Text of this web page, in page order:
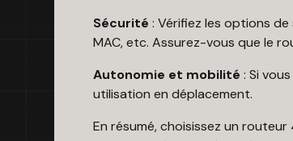
Sécurité : Vérifiez les options
MAC, etc. Assurez-vous que le
Autonomie et mobilité : Si
utilisation en déplacement.
En résumé, choisissez un